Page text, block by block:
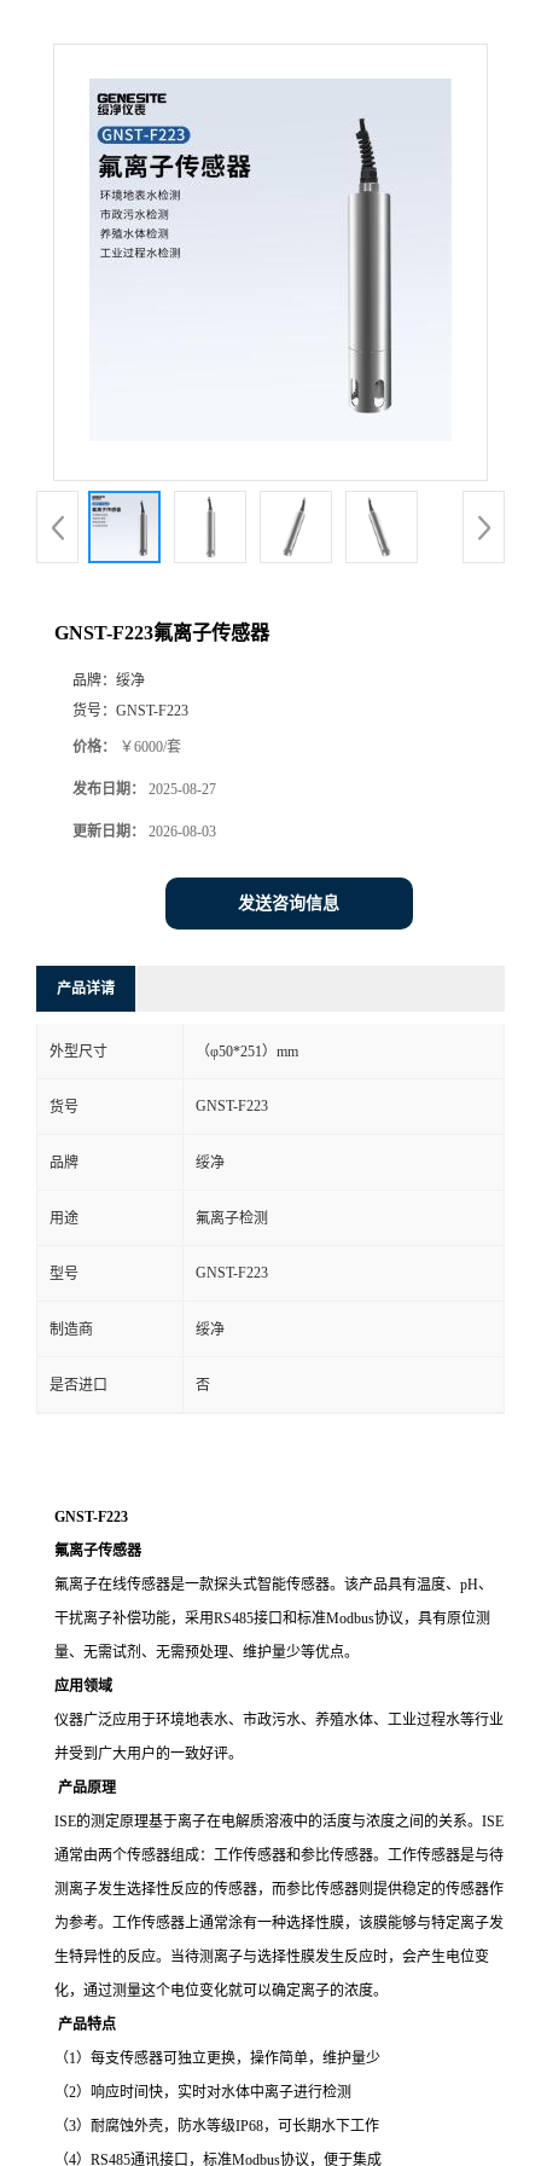
GNST-F223氟离子传感器
品牌： 绥净
货号： GNST-F223
价格： ￥6000/套
发布日期： 2025-08-27
更新日期： 2026-08-03
发送咨询信息
产品详请
外型尺寸 （φ50*251）mm
货号 GNST-F223
品牌 绥净
用途 氟离子检测
型号 GNST-F223
制造商 绥净
是否进口 否
GNST-F223
氟离子传感器
氟离子在线传感器是一款探头式智能传感器。该产品具有温度、 pH、
干扰离子补偿功能，采用RS485接口和标准Modbus协议，具有原位测
量、无需试剂、无需预处理、维护量少等优点。
应用领域
仪器广泛应用于环境地表水、市政污水、养殖水体、工业过程水等行业
并受到广大用户的一致好评。
产品原理
ISE的测定原理基于离子在电解质溶液中的活度与浓度之间的关系。ISE
通常由两个传感器组成：工作传感器和参比传感器。工作传感器是与待
测离子发生选择性反应的传感器，而参比传感器则提供稳定的传感器作
为参考。工作传感器上通常涂有一种选择性膜，该膜能够与特定离子发
生特异性的反应。当待测离子与选择性膜发生反应时，会产生电位变
化，通过测量这个电位变化就可以确定离子的浓度。
产品特点
（1）每支传感器可独立更换，操作简单，维护量少
（2）响应时间快，实时对水体中离子进行检测
（3）耐腐蚀外壳，防水等级IP68，可长期水下工作
（4）RS485通讯接口，标准Modbus协议，便于集成